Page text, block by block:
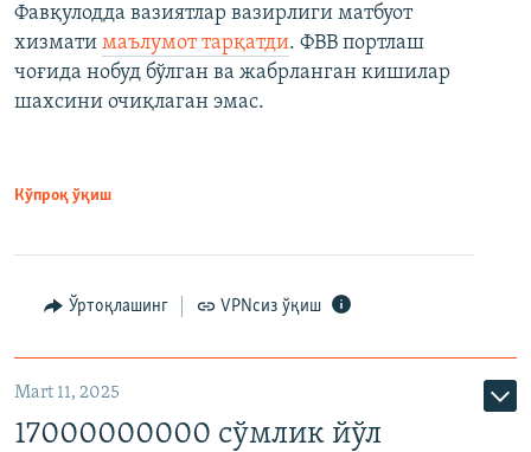
Фавқулодда вазиятлар вазирлиги матбуот
хизмати маълумот тарқатди. ФВВ портлаш
чоғида нобуд бўлган ва жабрланган кишилар
шахсини очиқлаган эмас.
Кўпроқ ўқиш
Ўртоқлашинг VPNсиз ўқиш
Mart 11, 2025
17000000000 сўмлик йўл